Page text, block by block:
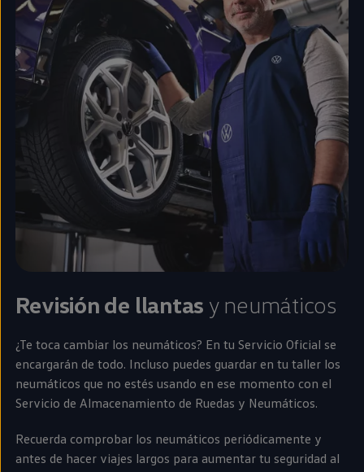
Revisión de llantas y neumáticos
¿Te toca cambiar los neumáticos? En tu Servicio Oficial se
encargarán de todo. Incluso puedes guardar en tu taller los
neumáticos que no estés usando en ese momento con el
Servicio de Almacenamiento de Ruedas y Neumáticos.
Recuerda comprobar los neumáticos periódicamente y
antes de hacer viajes largos para aumentar tu seguridad al